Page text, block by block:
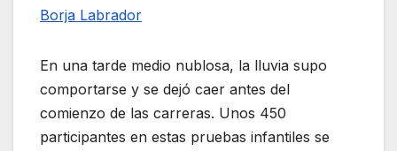
Borja Labrador
En una tarde medio nublosa, la lluvia supo
comportarse y se dejó caer antes del
comienzo de las carreras. Unos 450
participantes en estas pruebas infantiles se